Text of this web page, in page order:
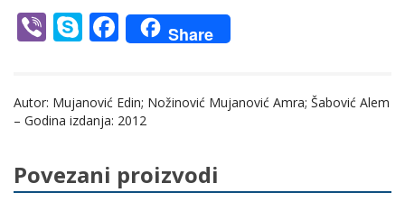
Vi S
p
F
ac
b
o
k
Share
Autor: Mujanović Edin; Nožinović Mujanović Amra; Šabović Alem
– Godina izdanja: 2012
Povezani proizvodi